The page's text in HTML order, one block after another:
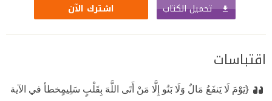
تحميل الكتاب اشترك الآن
اقتباسات
{يَوْمَ لَا يَنفَعُ مَالٌ وَلَا بَنُو إِلَّا مَنْ أَتَى اللَّهَ بِقَلْبٍ سَلِيمٍخطأ في الآية